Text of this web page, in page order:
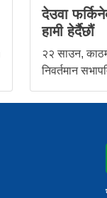
देउवा
हामी हेर्दैछौं
२२ साउन,
निवर्तमान